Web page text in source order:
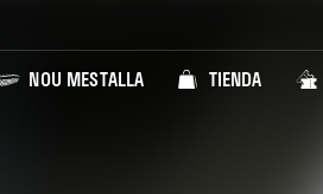
NOU MESTALLA TIENDA